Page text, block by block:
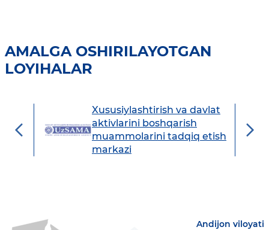
AMALGA OSHIRILAYOTGAN
LOYIHALAR
Xususiylashtirish va davlat
aktivlarini boshqarish
muammolarini tadqiq etish
markazi
Andijon viloyati